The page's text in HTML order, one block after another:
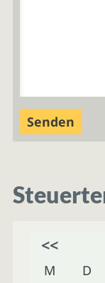
<<
M D